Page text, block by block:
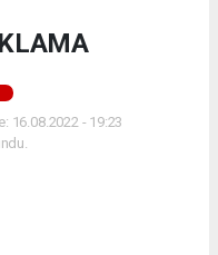
16.08.2022 - 19:23